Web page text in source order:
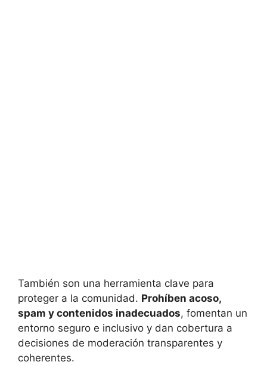
También son una herramienta clave para
proteger a la comunidad. Prohíben acoso,
spam y contenidos inadecuados, fomentan un
entorno seguro e inclusivo y dan cobertura a
decisiones de moderación transparentes y
coherentes.